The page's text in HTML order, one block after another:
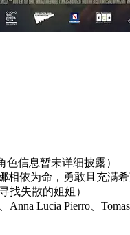
信息暂未详细披露）
相依为命，勇敢且充满希
找失散的姐姐）
Lucia Pierro、